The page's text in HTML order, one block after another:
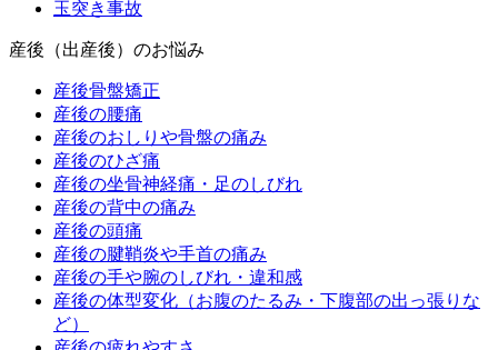
玉突き事故
産後（出産後）のお悩み
産後骨盤矯正
産後の腰痛
産後のおしりや骨盤の痛み
産後のひざ痛
産後の坐骨神経痛・足のしびれ
産後の背中の痛み
産後の頭痛
産後の腱鞘炎や手首の痛み
産後の手や腕のしびれ・違和感
産後の体型変化（お腹のたるみ・下腹部の出っ張りな
ど）